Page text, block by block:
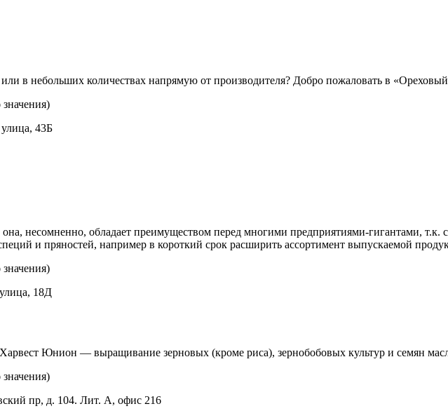
в небольших количествах напрямую от производителя? Добро пожаловать в
улица, 43Б
несомненно, обладает преимуществом перед многими предприятиями-гигантами, т.к.
и пряностей, например в короткий срок расширить ассортимент выпускаемой
18Д
Юнион — выращивание зерновых (кроме риса), зернобобовых культур и семян
пр, д. 104. Лит. А, офис 216